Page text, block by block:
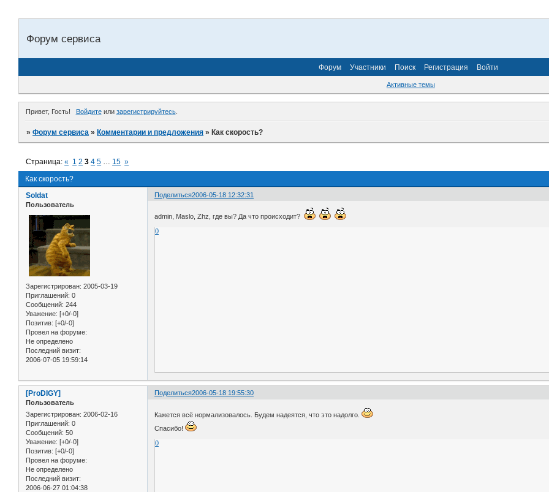
Форум сервиса
Форум Участники Поиск Регистрация Войти
Активные темы
Привет, Гость! Войдитеили зарегистрируйтесь.
»Форум сервиса »Комментарии и предложения »Как скорость?
Как скорость?
Страница:« 1 2 3 4 5 … 15 »
Поделиться2006-05-18 12:32:31
Soldat
Пользователь
Зарегистрирован: 2005-03-19
Приглашений: 0
Сообщений: 244
Уважение: [+0/-0]
Позитив: [+0/-0]
Провел на форуме:
Не определено
Последний визит:
2006-07-05 19:59:14
admin, Maslo, Zhz, где вы? Да что происходит?
0
Поделиться2006-05-18 19:55:30
[ProDIGY]
Пользователь
Зарегистрирован: 2006-02-16
Приглашений: 0
Сообщений: 50
Уважение: [+0/-0]
Позитив: [+0/-0]
Провел на форуме:
Не определено
Последний визит:
2006-06-27 01:04:38
Кажется всё нормализовалось. Будем надеятся, что это надолго.
Спасибо!
0